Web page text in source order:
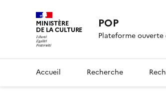
MINISTÈRE
DE LA CULTURE POP
Plateforme
Accueil Recherche